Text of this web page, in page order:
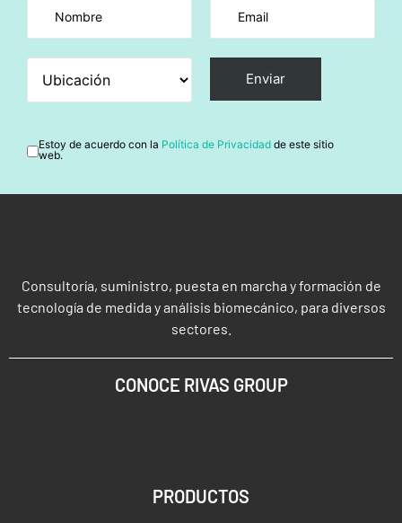
Estoy de acuerdo con la Política de Privacidad de este sitio
web.
Consultoría, suministro, puesta en marcha y formación de
tecnología de medida y análisis biomecánico, para diversos
sectores.
CONOCE RIVAS GROUP
PRODUCTOS